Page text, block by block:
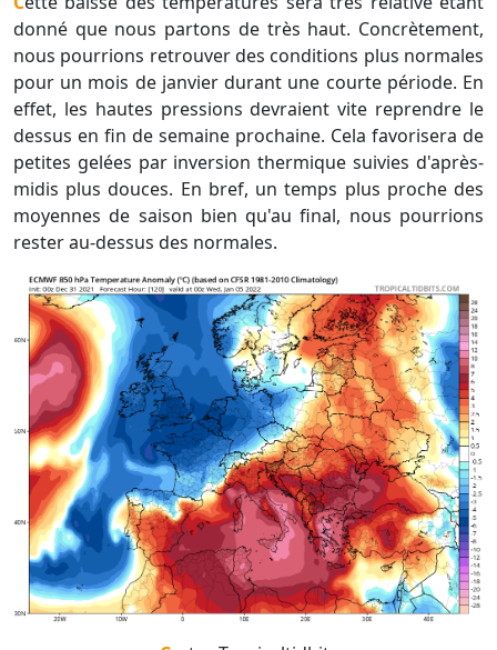
donné que nous partons de très haut. Concrètement,
nous pourrions retrouver des conditions plus normales
pour un mois de janvier durant une courte période. En
effet, les hautes pressions devraient vite reprendre le
dessus en fin de semaine prochaine. Cela favorisera de
petites gelées par inversion thermique suivies d'après-
midis plus douces. En bref, un temps plus proche des
moyennes de saison bien qu'au final, nous pourrions
rester au-dessus des normales.